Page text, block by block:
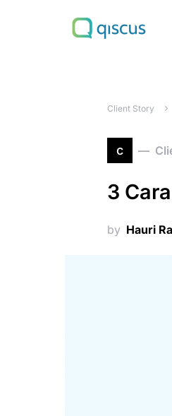
Search for:
Client Story
c
3
by Hauri